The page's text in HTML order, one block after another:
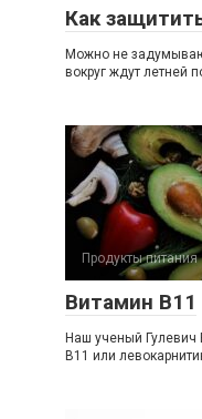
Как
Можно не
вокруг ждут летней
Продукты питания
Витамин B11
Наш ученый Гулевич
В11 или